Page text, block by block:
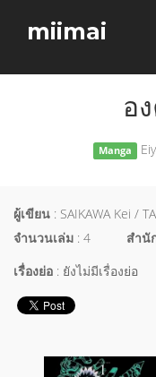
miimai
อ
Manga
ผู้เขียน : SAIKAWA Kei /
จำนวนเล่ม : 4 สำนั
เรื่องย่อ : ยังไม่มีเรื่องย่อ